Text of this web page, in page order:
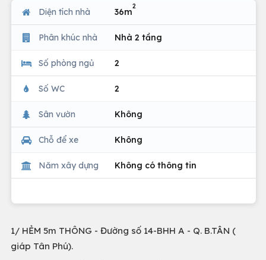
Diện tích nhà 36m
2
Phân khúc nhà Nhà 2 tầng
Số phòng ngủ 2
Số WC 2
Sân vườn Không
Chỗ để xe Không
Năm xây dựng Không có thông tin
1/ HẺM 5m THÔNG - Đường số 14-BHH A - Q. B.TÂN (
giáp Tân Phú).